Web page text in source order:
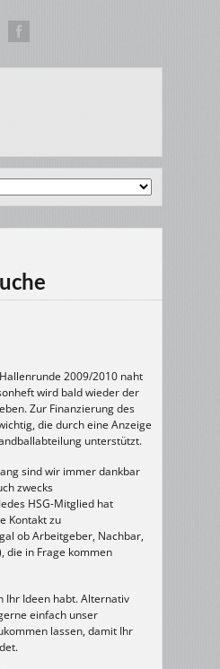
2009/2010 naht
wird bald wieder der
Zur Finanzierung des
die durch eine Anzeige
unterstützt.
sind wir immer dankbar
zwecks
HSG-Mitglied hat
Kontakt zu
ob Arbeitgeber, Nachbar,
die in Frage kommen
Ihr Ideen habt. Alternativ
einfach unser
lassen, damit Ihr